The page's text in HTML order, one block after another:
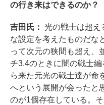
の行き来はできるのか？
吉田氏： 光の戦士は超え
な設定を考えたものだな
って次元の狭間も超え、
チ3.4のときに闇の戦士
ら来た元光の戦士達が命
へという展開が会ったと
のが1個存在している。